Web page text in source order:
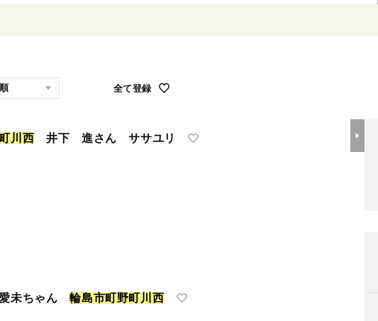
全て登録
町川 西 井下 進さん ササユリ
未ちゃん輪島市町野町川 西